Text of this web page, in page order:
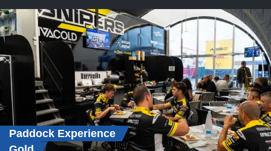
Paddock Experience